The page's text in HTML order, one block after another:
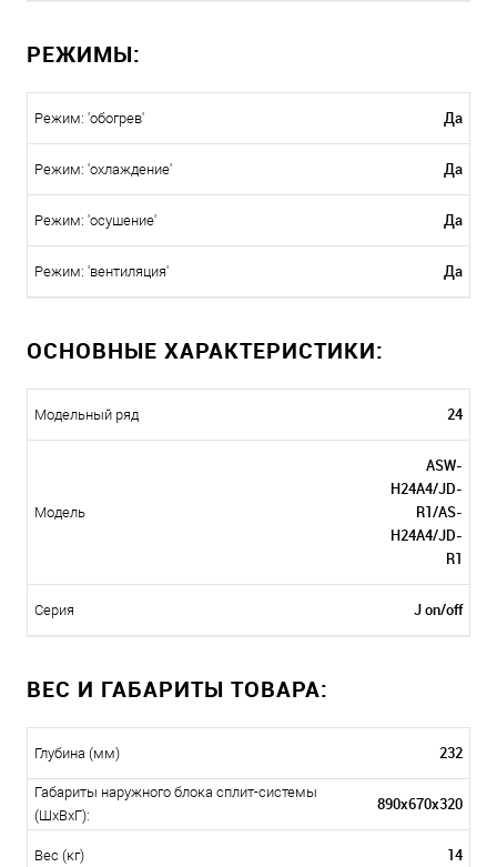
РЕЖИМЫ:
Режим: 'обогрев' Да
Режим: 'охлаждение' Да
Режим: 'осушение' Да
Режим: 'вентиляция' Да
ОСНОВНЫЕ ХАРАКТЕРИСТИКИ:
Модельный ряд 24
Модель
ASW-
H24A4/JD-
R1/AS-
H24A4/JD-
R1
Серия J on/off
ВЕС И ГАБАРИТЫ ТОВАРА:
Глубина (мм) 232
Габариты наружного блока сплит-системы
(ШxВxГ):
890х670х320
Вес (кг) 14